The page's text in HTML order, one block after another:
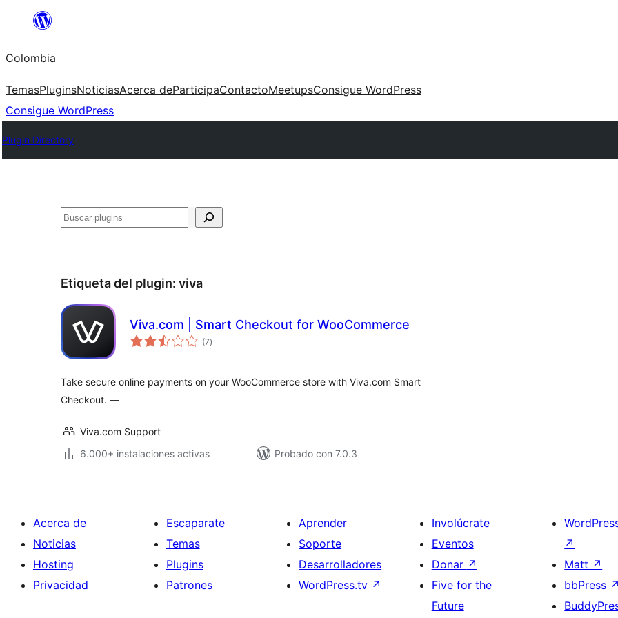
Saltar
contenido
Colombia
TemasPluginsNoticiasAcerca deParticipaContactoMeetupsConsigue WordPress
Consigue WordPress
Plugin Directory
Buscar
Etiqueta del plugin: viva
Viva.com | Smart Checkout for WooCommerce
(7total
de
)
Take secure online payments on your WooCommerce store with Viva.com Smart
Checkout. —
Viva.com Support
6.000+ instalaciones activas
Probado con 7.0.3
Acerca de
Noticias
Hosting
Privacidad
Escaparate
Temas
Plugins
Patrones
Aprender
Soporte
Desarrolladores
WordPress.tv ↗
Involúcrate
Eventos
Donar ↗
Five for the
Future
↗
Matt ↗
bbPress ↗